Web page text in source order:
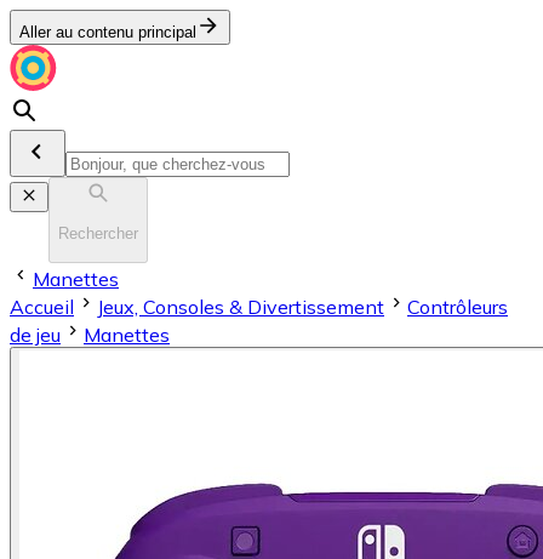
Aller au contenu principal
Rechercher
Manettes
Accueil
Jeux, Consoles & Divertissement
Contrôleurs
de jeu
Manettes